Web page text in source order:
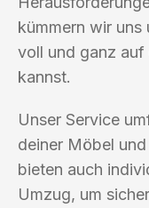
kümmern wir uns
voll und ganz auf
kannst.
Unser Service
deiner Möbel
bieten auch
Umzug, um